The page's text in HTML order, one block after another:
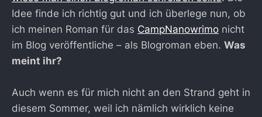
Idee finde ich richtig gut und ich überlege nun, ob
ich meinen Roman für das CampNanowrimo nicht
im Blog veröffentliche – als Blogroman eben. Was
meint ihr?
Auch wenn es für mich nicht an den Strand geht in
diesem Sommer, weil ich nämlich wirklich keine